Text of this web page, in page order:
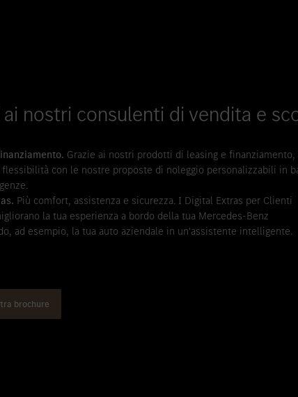
nostri consulenti di vendita e
Grazie ai nostri prodotti di leasing e finanziamento,
flessibilità con le nostre proposte di noleggio personalizzabili in
Più comfort, assistenza e sicurezza. I Digital Extras per Clienti
la tua esperienza a bordo della tua Mercedes-Benz
ad esempio, la tua auto aziendale in un'assistente intelligente.
brochure